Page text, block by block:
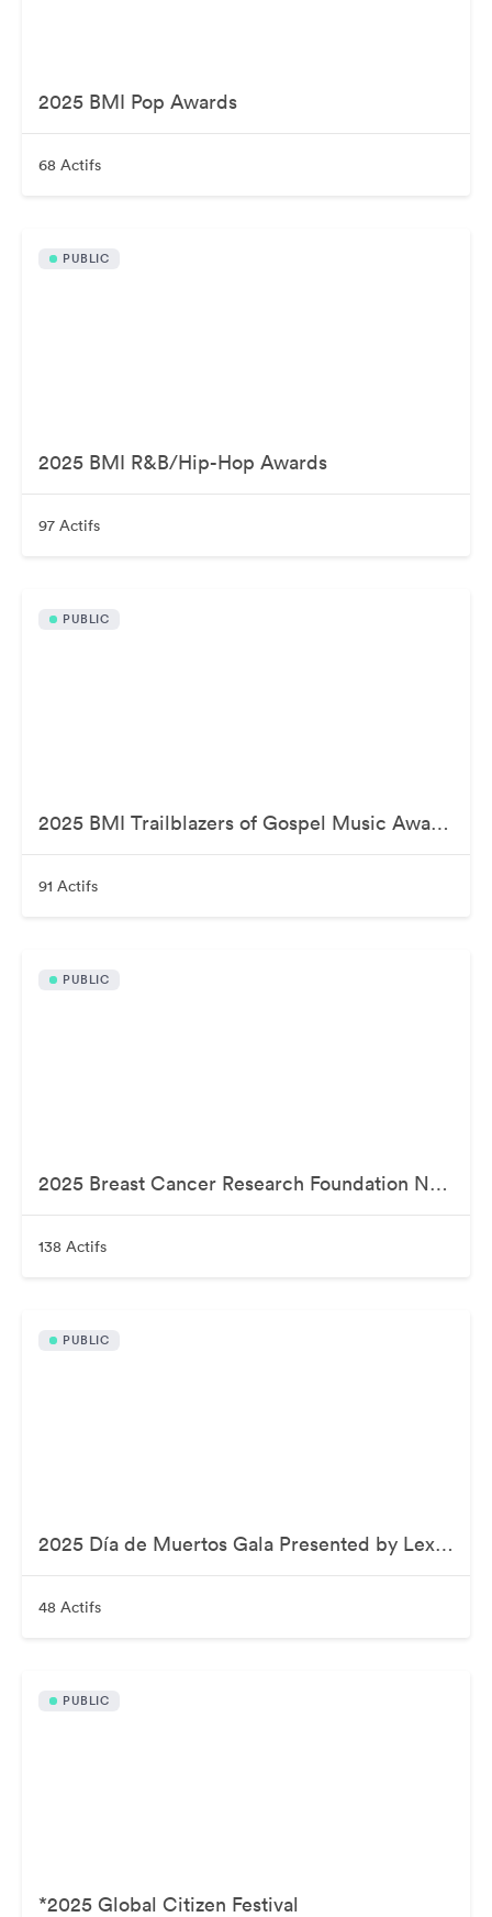
2025 BMI Pop Awards
68 Actifs
PUBLIC
2025 BMI R&B/Hip-Hop Awards
97 Actifs
PUBLIC
2025 BMI Trailblazers of Gospel Music Awards
91 Actifs
PUBLIC
2025 Breast Cancer Research Foundation New York Symposium & Awards Luncheon
138 Actifs
PUBLIC
2025 Día de Muertos Gala Presented by Lexus, Tequila Don Julio, Nike, DNERO, Calamigos Ranch and Maremoto
48 Actifs
PUBLIC
*2025 Global Citizen Festival